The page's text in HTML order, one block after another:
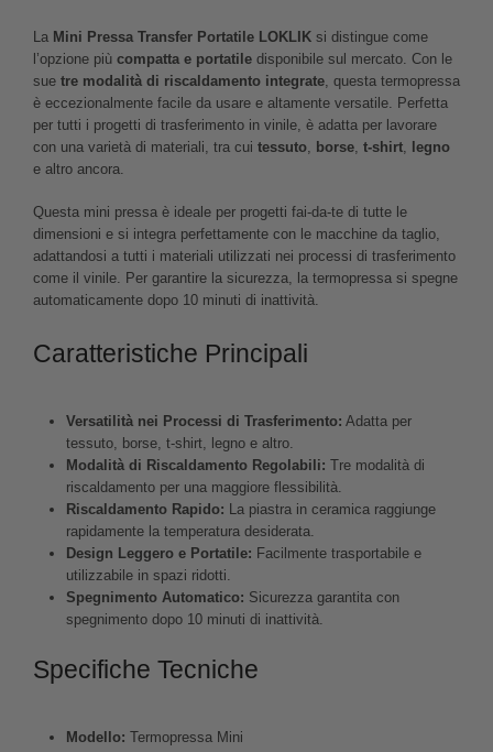
La Mini Pressa Transfer Portatile LOKLIK si distingue come
l’opzione più compatta e portatile disponibile sul mercato. Con le
sue tre modalità di riscaldamento integrate, questa termopressa
è eccezionalmente facile da usare e altamente versatile. Perfetta
per tutti i progetti di trasferimento in vinile, è adatta per lavorare
con una varietà di materiali, tra cui tessuto, borse, t-shirt, legno
e altro ancora.
Questa mini pressa è ideale per progetti fai-da-te di tutte le
dimensioni e si integra perfettamente con le macchine da taglio,
adattandosi a tutti i materiali utilizzati nei processi di trasferimento
come il vinile. Per garantire la sicurezza, la termopressa si spegne
automaticamente dopo 10 minuti di inattività.
Caratteristiche Principali
Versatilità nei Processi di Trasferimento: Adatta per
tessuto, borse, t-shirt, legno e altro.
Modalità di Riscaldamento Regolabili: Tre modalità di
riscaldamento per una maggiore flessibilità.
Riscaldamento Rapido: La piastra in ceramica raggiunge
rapidamente la temperatura desiderata.
Design Leggero e Portatile: Facilmente trasportabile e
utilizzabile in spazi ridotti.
Spegnimento Automatico: Sicurezza garantita con
spegnimento dopo 10 minuti di inattività.
Specifiche Tecniche
Modello: Termopressa Mini